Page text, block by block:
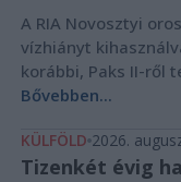
A RIA Novosztyi
vízhiányt
korábbi, Paks II-ről
Bővebben...
KÜLFÖLD 2026.
Tizenkét évig